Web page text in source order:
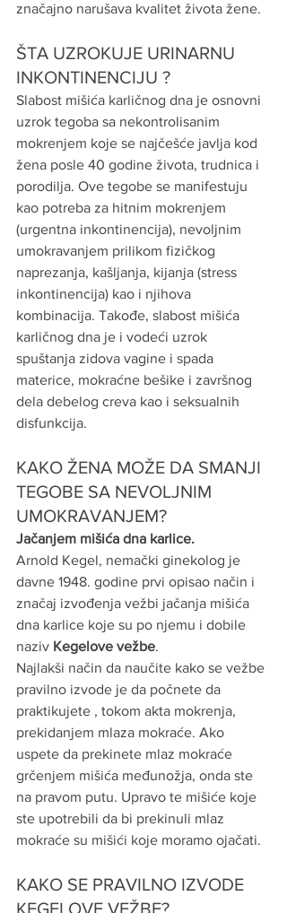
značajno narušava kvalitet života žene.
ŠTA UZROKUJE URINARNU
INKONTINENCIJU ?
Slabost mišića karličnog dna je osnovni
uzrok tegoba sa nekontrolisanim
mokrenjem koje se najčešće javlja kod
žena posle 40 godine života, trudnica i
porodilja. Ove tegobe se manifestuju
kao potreba za hitnim mokrenjem
(urgentna inkontinencija), nevoljnim
umokravanjem prilikom fizičkog
naprezanja, kašljanja, kijanja (stress
inkontinencija) kao i njihova
kombinacija. Takođe, slabost mišića
karličnog dna je i vodeći uzrok
spuštanja zidova vagine i spada
materice, mokraćne bešike i završnog
dela debelog creva kao i seksualnih
disfunkcija.
KAKO ŽENA MOŽE DA SMANJI
TEGOBE SA NEVOLJNIM
UMOKRAVANJEM?
Jačanjem mišića dna karlice.
Arnold Kegel, nemački ginekolog je
davne 1948. godine prvi opisao način i
značaj izvođenja vežbi jačanja mišića
dna karlice koje su po njemu i dobile
naziv Kegelove vežbe.
Najlakši način da naučite kako se vežbe
pravilno izvode je da počnete da
praktikujete , tokom akta mokrenja,
prekidanjem mlaza mokraće. Ako
uspete da prekinete mlaz mokraće
grčenjem mišića međunožja, onda ste
na pravom putu. Upravo te mišiće koje
ste upotrebili da bi prekinuli mlaz
mokraće su mišići koje moramo ojačati.
KAKO SE PRAVILNO IZVODE
KEGELOVE VEŽBE?